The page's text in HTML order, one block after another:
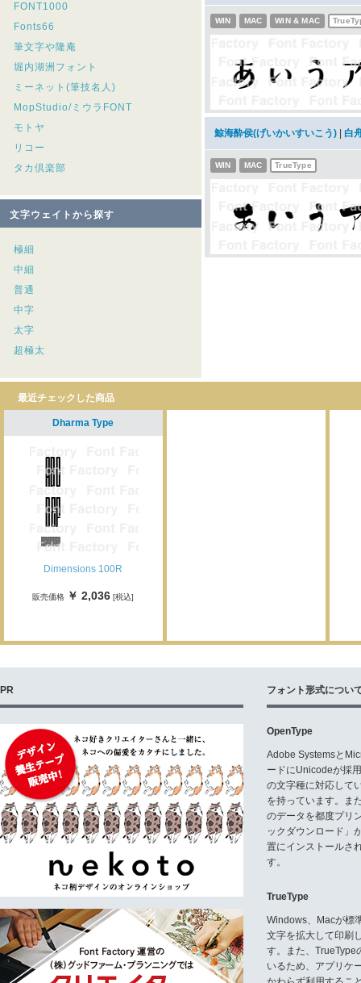
FONT1000
Fonts66
筆文字や隆庵
堀内湖洲フォント
ミーネット(筆技名人)
MopStudio/ミウラFONT
モトヤ
リコー
タカ倶楽部
文字ウェイトから探す
極細
中細
普通
中字
太字
超極太
WIN MAC WIN & MAC
鯨海酔侯(げいかいすいこう) 白
WIN MAC TrueType
最近チェックした商品
Dharma Type
Dimensions 100R
販売価格 ￥ 2,036 [税込]
PR フォント形式につい
OpenType
Adobe Systemsと
ードにUnicodeが採
の文字種に対応して
を持っています。ま
のデータを都度プリ
ックダウンロード」
置にインストールさ
す。
TrueType
Windows、Macが標
文字を拡大して印刷
す。また、TrueType
いるため、アプリケ